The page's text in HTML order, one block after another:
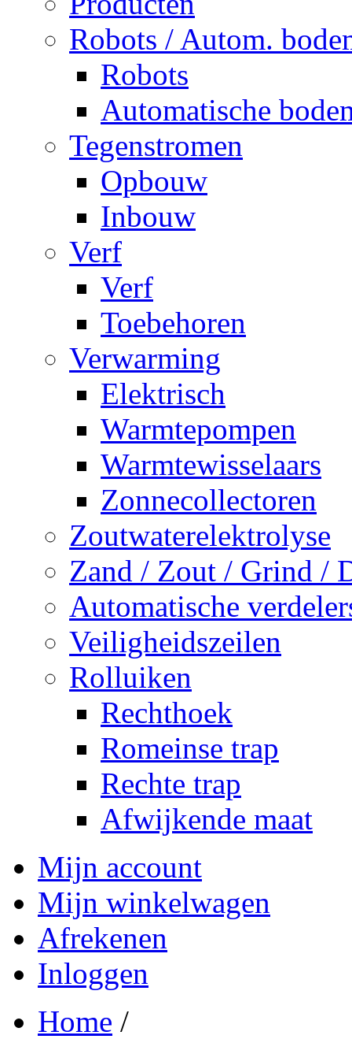
Robots / Autom.
Robots
Automatische
Tegenstromen
Opbouw
Inbouw
Verf
Verf
Toebehoren
Verwarming
Elektrisch
Warmtepompen
Warmtewisselaars
Zonnecollectoren
Zoutwaterelektrolyse
Zand / Zout / Grind /
Automatische
Veiligheidszeilen
Rolluiken
Rechthoek
Romeinse trap
Rechte trap
Afwijkende maat
Mijn account
Mijn winkelwagen
Afrekenen
Inloggen
Home /